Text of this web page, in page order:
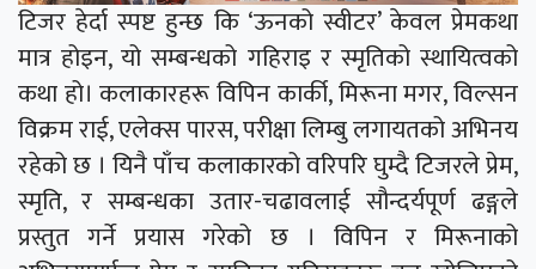
टिजर हेर्दा स्पष्ट हुन्छ कि ‘ऊनको स्वीटर’ केवल प्रेमकथा
मात्र होइन, यो सम्बन्धको गहिराइ र स्मृतिको स्थायित्वको
कथा हो। कलाकारहरू विपिन कार्की, मिरूना मगर, विल्सन
विक्रम राई, एलेक्स पारस, परीक्षा लिम्बु लगायतको अभिनय
रहेको छ । यिनै पाँच कलाकारको वरिपरि घुम्दै टिजरले प्रेम,
स्मृति, र सम्बन्धका उतार-चढावलाई सौन्दर्यपूर्ण ढङ्गले
प्रस्तुत गर्ने प्रयास गरेको छ । विपिन र मिरूनाको